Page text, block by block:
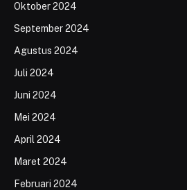
Oktober 2024
September 2024
Agustus 2024
Juli 2024
Juni 2024
Mei 2024
April 2024
Maret 2024
Februari 2024